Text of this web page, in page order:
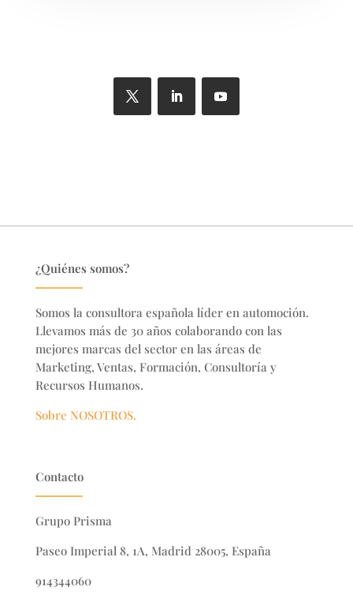
¿Quiénes somos?
Somos la consultora española líder en automoción.
Llevamos más de 30 años colaborando con las
mejores marcas del sector en las áreas de
Marketing, Ventas, Formación, Consultoría y
Recursos Humanos.
Sobre NOSOTROS.
Contacto
Grupo Prisma
Paseo Imperial 8, 1A, Madrid 28005, España
914344060